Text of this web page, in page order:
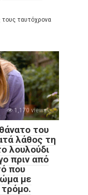
τους ταυτόχρονα
1,170 views
του
λάθος τη
λουλούδι
πριν από
που
με